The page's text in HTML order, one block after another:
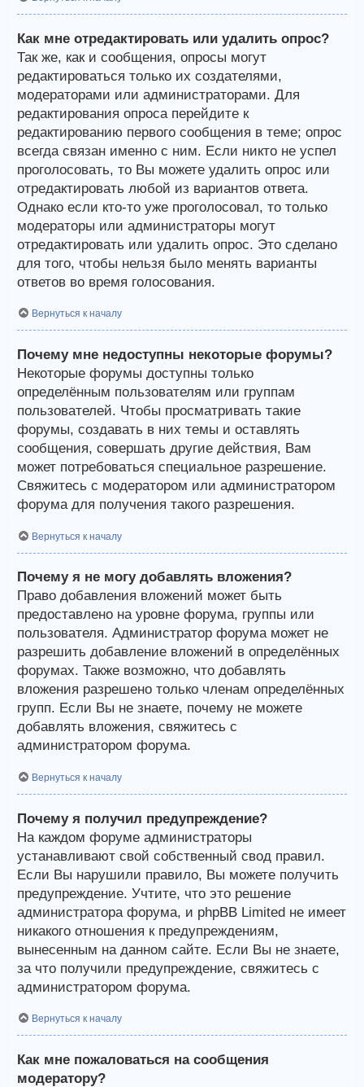
Как мне отредактировать или удалить опрос?
Так же, как и сообщения, опросы могут
редактироваться только их создателями,
модераторами или администраторами. Для
редактирования опроса перейдите к
редактированию первого сообщения в теме; опрос
всегда связан именно с ним. Если никто не успел
проголосовать, то Вы можете удалить опрос или
отредактировать любой из вариантов ответа.
Однако если кто-то уже проголосовал, то только
модераторы или администраторы могут
отредактировать или удалить опрос. Это сделано
для того, чтобы нельзя было менять варианты
ответов во время голосования.
Вернуться к началу
Почему мне недоступны некоторые форумы?
Некоторые форумы доступны только
определённым пользователям или группам
пользователей. Чтобы просматривать такие
форумы, создавать в них темы и оставлять
сообщения, совершать другие действия, Вам
может потребоваться специальное разрешение.
Свяжитесь с модератором или администратором
форума для получения такого разрешения.
Вернуться к началу
Почему я не могу добавлять вложения?
Право добавления вложений может быть
предоставлено на уровне форума, группы или
пользователя. Администратор форума может не
разрешить добавление вложений в определённых
форумах. Также возможно, что добавлять
вложения разрешено только членам определённых
групп. Если Вы не знаете, почему не можете
добавлять вложения, свяжитесь с
администратором форума.
Вернуться к началу
Почему я получил предупреждение?
На каждом форуме администраторы
устанавливают свой собственный свод правил.
Если Вы нарушили правило, Вы можете получить
предупреждение. Учтите, что это решение
администратора форума, и phpBB Limited не имеет
никакого отношения к предупреждениям,
вынесенным на данном сайте. Если Вы не знаете,
за что получили предупреждение, свяжитесь с
администратором форума.
Вернуться к началу
Как мне пожаловаться на сообщения
модератору?